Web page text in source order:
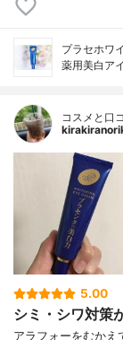
プラセホワ
薬用美白ア
コスメと口
5.00
シミ・シワ対策
アラフォーをむかえ